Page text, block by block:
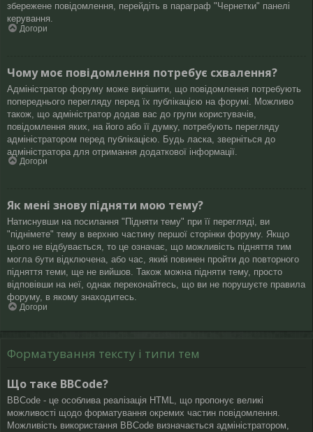
збережене повідомлення, перейдіть в параграф "Чернетки" панелі
керування.
Догори
Чому моє повідомлення потребує схвалення?
Адміністратор форуму може вирішити, що повідомлення потребують
попереднього перегляду перед їх публікацією на форумі. Можливо
також, що адміністратор додав вас до групи користувачів,
повідомлення яких, на його або її думку, потребують перегляду
адміністратором перед публікацією. Будь ласка, зверніться до
адміністратора для отримання додаткової інформації.
Догори
Як мені знову підняти мою тему?
Натиснувши на посилання "Підняти тему" при її перегляді, ви
"піднімете" тему в верхню частину першої сторінки форуму. Якщо
цього не відбувається, то це означає, що можливість підняття тим
могла бути відключена, або час, який повинен пройти до повторного
підняття теми, ще не вийшов. Також можна підняти тему, просто
відповівши на неї, однак переконайтесь, що ви не порушуєте правила
форуму, в якому знаходитесь.
Догори
Форматування тексту і типи тем
Що таке BBCode?
BBCode - це особлива реалізація HTML, що пропонує великі
можливості щодо форматування окремих частин повідомлення.
Можливість використання BBCode визначається адміністратором,